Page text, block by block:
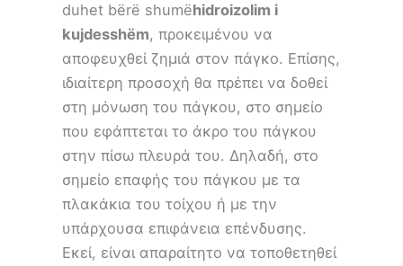
duhet bërë shumëhidroizolim i
kujdesshëm, προκειμένου να
αποφευχθεί ζημιά στον πάγκο. Επίσης,
ιδιαίτερη προσοχή θα πρέπει να δοθεί
στη μόνωση του πάγκου, στο σημείο
που εφάπτεται το άκρο του πάγκου
στην πίσω πλευρά του. Δηλαδή, στο
σημείο επαφής του πάγκου με τα
πλακάκια του τοίχου ή με την
υπάρχουσα επιφάνεια επένδυσης.
Εκεί, είναι απαραίτητο να τοποθετηθεί